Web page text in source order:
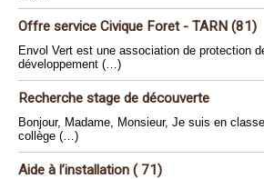
Offre service Civique Foret - TARN (81)
Envol Vert est une association de protection
développement (…)
Recherche stage de découverte
Bonjour, Madame, Monsieur, Je suis en
collège (…)
Aide à l’installation ( 71)